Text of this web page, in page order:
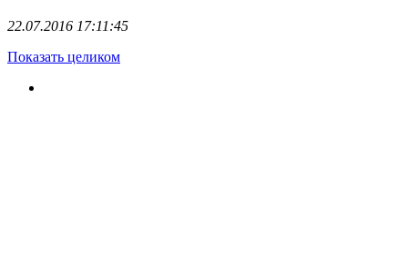
22.07.2016 17:11:45
Показать целиком